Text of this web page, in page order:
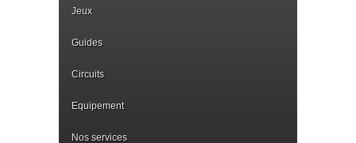
Jeux
Guides
Circuits
Equipement
Nos services